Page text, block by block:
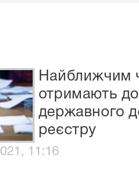
Найближчим
отримають
державного
реєстру
11:16